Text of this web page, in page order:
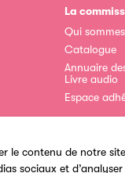
le contenu de notre
sociaux et
La
Qui
Catalogue
Annuaire
Livre audio
Espace